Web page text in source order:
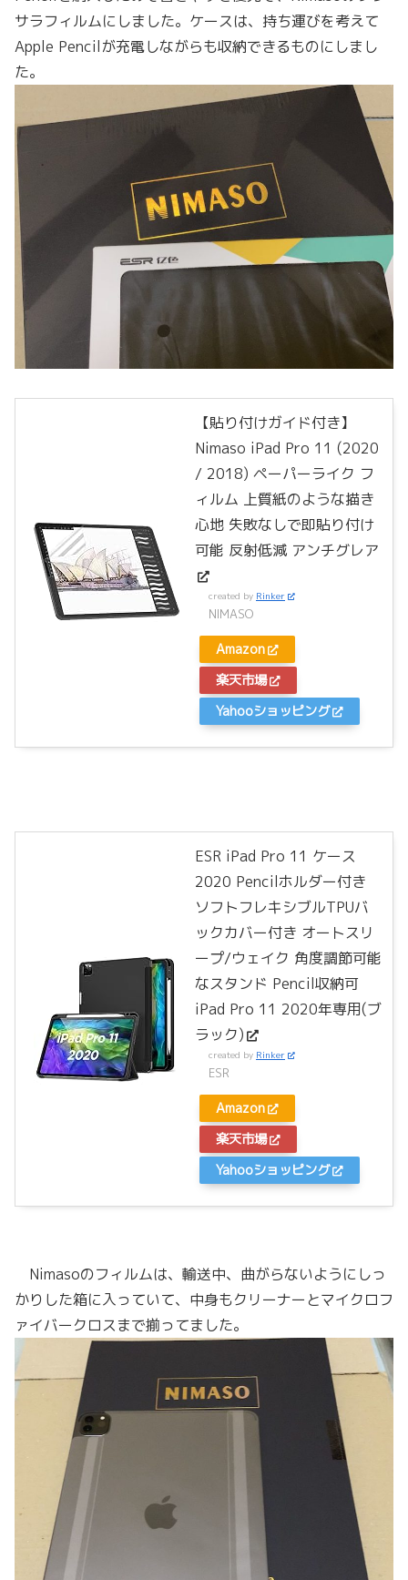
サラフィルムにしました。ケースは、持ち運びを考えて
Apple Pencilが充電しながらも収納できるものにしまし
た。
【貼り付けガイド付き】
Nimaso iPad Pro 11 (2020
/ 2018) ペーパーライク フ
ィルム 上質紙のような描き
心地 失敗なしで即貼り付け
可能 反射低減 アンチグレア
created by Rinker
NIMASO
Amazon
楽天市場
Yahooショッピング
ESR iPad Pro 11 ケース
2020 Pencilホルダー付き
ソフトフレキシブルTPUバ
ックカバー付き オートスリ
ープ/ウェイク 角度調節可能
なスタンド Pencil収納可
iPad Pro 11 2020年専用(ブ
ラック)
created by Rinker
ESR
Amazon
楽天市場
Yahooショッピング
Nimasoのフィルムは、輸送中、曲がらないようにしっ
かりした箱に入っていて、中身もクリーナーとマイクロフ
ァイバークロスまで揃ってました。